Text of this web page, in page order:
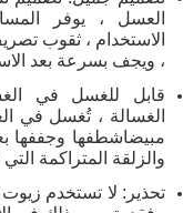
العسل ، يوفر
الاستخدام ، ثقوب
، ويجف بسرعة بعد
قابل للغسل في
الغسالة ، تُغسل في
مبيضاشطفها وجففها
والزلقة المتراكمة
تحذير: لا تستخدم